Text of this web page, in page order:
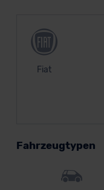
Fiat
Fahrzeugtypen